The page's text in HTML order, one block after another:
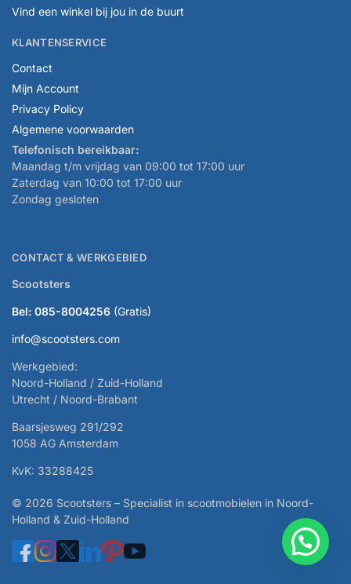
Vind een winkel bij jou in de buurt
KLANTENSERVICE
Contact
Mijn Account
Privacy Policy
Algemene voorwaarden
Telefonisch bereikbaar:
Maandag t/m vrijdag van 09:00 tot 17:00 uur
Zaterdag van 10:00 tot 17:00 uur
Zondag gesloten
CONTACT & WERKGEBIED
Scootsters
Bel: 085-8004256 (Gratis)
info@scootsters.com
Werkgebied:
Noord-Holland / Zuid-Holland
Utrecht / Noord-Brabant
Baarsjesweg 291/292
1058 AG Amsterdam
KvK: 33288425
© 2026 Scootsters – Specialist in scootmobielen in Noord-
Holland & Zuid-Holland